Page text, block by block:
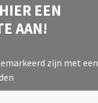
EEN
AAN!
zijn met een